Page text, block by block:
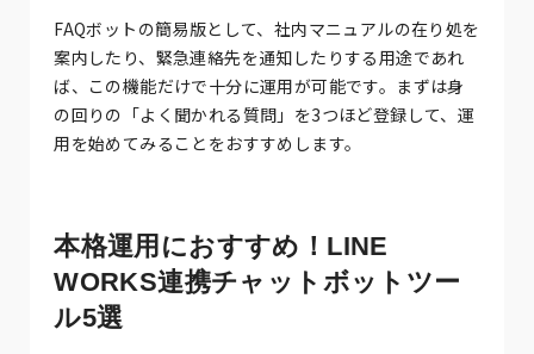
FAQボットの簡易版として、社内マニュアルの在り処を
案内したり、緊急連絡先を通知したりする用途であれ
ば、この機能だけで十分に運用が可能です。まずは身
の回りの「よく聞かれる質問」を3つほど登録して、運
用を始めてみることをおすすめします。
本格運用におすすめ！LINE
WORKS連携チャットボットツー
ル5選